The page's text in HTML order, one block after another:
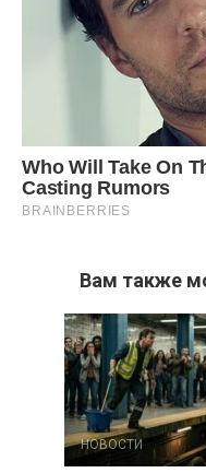
Вам также
НОВОСТИ